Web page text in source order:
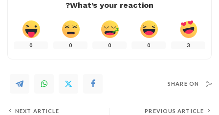
What’s your reaction?
3
0
0
0
0
SHARE ON
PREVIOUS ARTICLE
NEXT ARTICLE